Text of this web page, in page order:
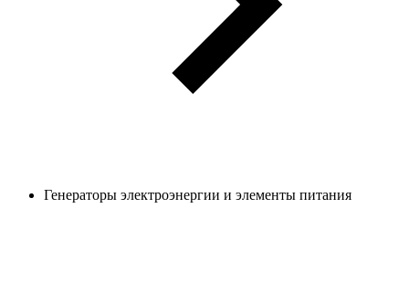
Генераторы электроэнергии и элементы питания